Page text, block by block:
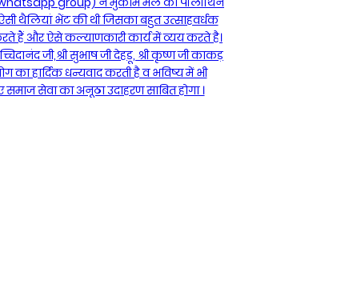
थैलियां भेंट की थी जिसका बहुत उत्साहवर्धक
हैं और ऐसे कल्याणकारी कार्य में व्यय करते है।
जी,श्री सुभाष जी देहडू, श्री कृष्ण जी काकड़
हार्दिक धन्यवाद करती है व भविष्य में भी
सेवा का अनूठा उदाहरण साबित होगा ।